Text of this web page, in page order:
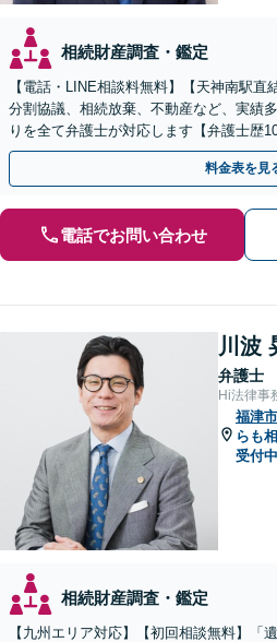
相続財産調査・鑑定
【電話・LINE相談料無料】【天神南駅
分割協議、相続放棄、不動産など、実績
りを全て弁護士が対応します【弁護士歴10
料金表を見
電話でお問い合わせ
川波
弁護士
Hi法律事
福津市
らも
受付中
相続財産調査・鑑定
【九州エリア対応】【初回相談無料】「